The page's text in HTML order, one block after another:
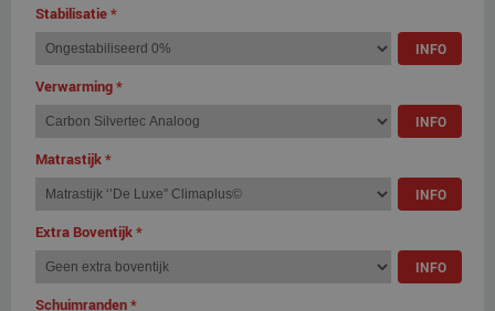
Stabilisatie*
INFO
Verwarming*
INFO
Matrastijk*
INFO
Extra Boventijk*
INFO
Schuimranden*